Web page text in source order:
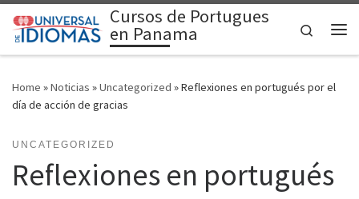
Skip to content Cursos de Portugues
en Panama
Search
Home »Noticias »Uncategorized »Reflexiones en portugués por el
día de acción de gracias
UNCATEGORIZED
Reflexiones en portugués